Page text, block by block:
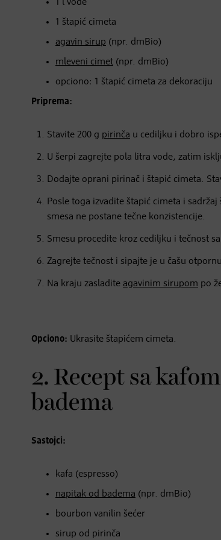
1 l vode
1 štapić cimeta
agavin sirup (npr. dmBio)
mleveni cimet (npr. dmBio)
opciono: 1 štapić cimeta za dekoraciju
Priprema:
Stavite 200 g pirinča u cediljku i dobro
U šerpi zagrejte pola litra vode, zatim
Dodajte oprani pirinač i štapić cimeta.
Posle toga izvadite štapić cimeta i
smesa ne postane tečne konzistencije.
Smesu procedite kroz cediljku i tečnost
Zagrejte tečnost i sipajte je u čašu
Na kraju zasladite agavinim sirupom po
Opciono: Ukrasite štapićem cimeta.
2. Recept sa
badema
Sastojci:
kafa (espresso)
napitak od badema (npr. dmBio)
bourbon vanilin šećer
sirup od pirinča